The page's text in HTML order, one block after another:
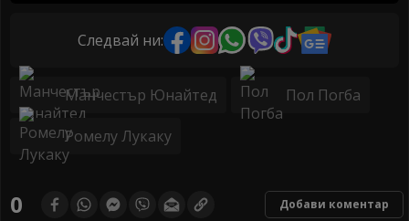
Следвай ни:
Манчестър Юнайтед Пол Погба
Ромелу Лукаку
0 Добави коментар